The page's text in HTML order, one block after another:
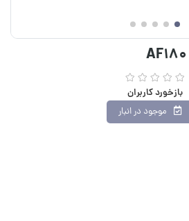
بازخورد کاربران
موجود در انبار